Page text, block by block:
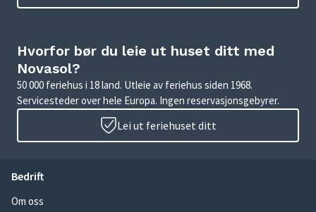
Hvorfor bør du leie ut huset ditt med
Novasol?
50 000 feriehus i 18 land. Utleie av feriehus siden 1968.
Servicesteder over hele Europa. Ingen reservasjonsgebyrer.
Lei ut feriehuset ditt
Bedrift
Om oss